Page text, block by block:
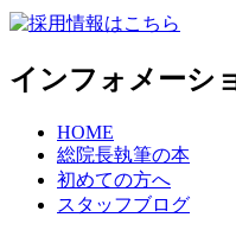
インフォメーシ
HOME
総院長執筆の本
初めての方へ
スタッフブログ